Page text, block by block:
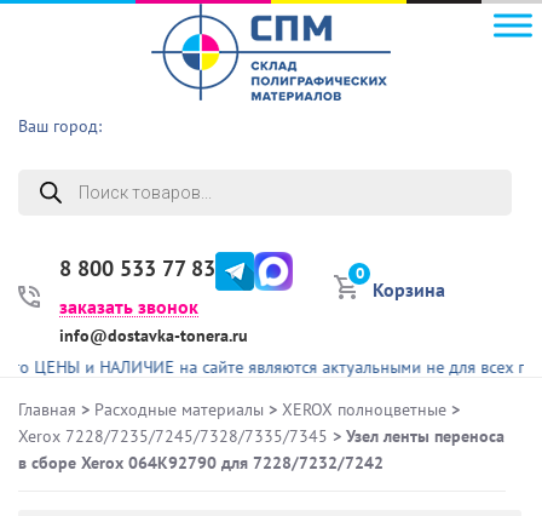
Ваш город:
Поиск
товаров
8 800 533 77 83
заказать звонок
info@dostavka-tonera.ru
0
Корзина
и НАЛИЧИЕ на сайте являются актуальными не для всех
Главная > Расходные материалы > XEROX полноцветные >
Xerox 7228/7235/7245/7328/7335/7345 > Узел ленты переноса
в сборе Xerox 064K92790 для 7228/7232/7242